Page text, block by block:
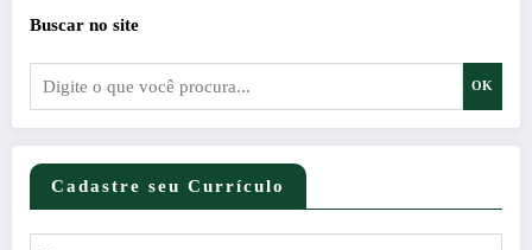
Buscar no site
OK
Cadastre seu Currículo